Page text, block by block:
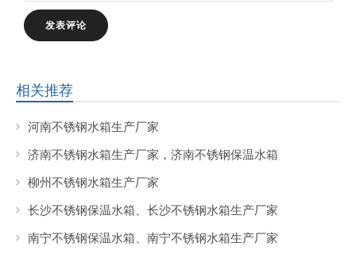
相关推荐
河南不锈钢水箱生产厂家
济南不锈钢水箱生产厂家，济南不锈钢保温水箱
柳州不锈钢水箱生产厂家
长沙不锈钢保温水箱、长沙不锈钢水箱生产厂家
南宁不锈钢保温水箱、南宁不锈钢水箱生产厂家